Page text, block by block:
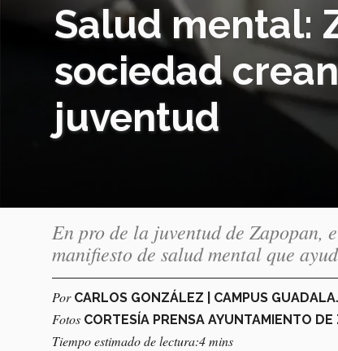
Salud mental:
sociedad
juventud
En pro de la juventud de Zapopan,
manifiesto de salud mental que
Por CARLOS GONZÁLEZ | CAMPUS
Fotos CORTESÍA PRENSA AYUNTAMIENTO
Tiempo estimado de lectura:4 mins